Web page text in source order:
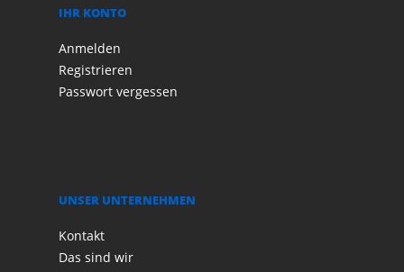
IHR KONTO
Anmelden
Registrieren
Passwort vergessen
UNSER UNTERNEHMEN
Kontakt
Das sind wir